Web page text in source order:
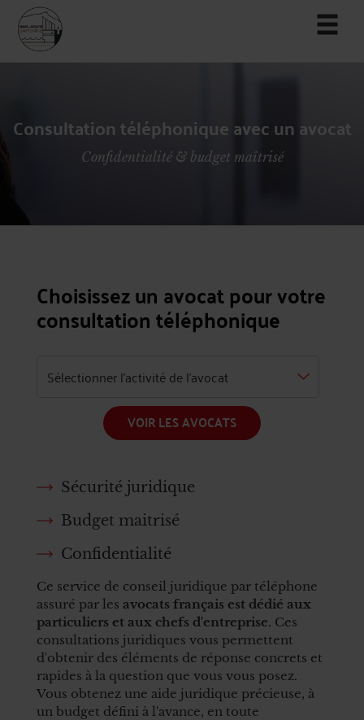
Consultation téléphonique avec un avocat
Confidentialité & budget maîtrisé
Choisissez un avocat pour votre
consultation téléphonique
VOIR LES AVOCATS
Sécurité juridique
Budget maitrisé
Confidentialité
Ce service de conseil juridique par téléphone
assuré par les avocats français est dédié aux
particuliers et aux chefs d'entreprise. Ces
consultations juridiques vous permettent
d'obtenir des éléments de réponse concrets et
rapides à la question que vous vous posez.
Vous obtenez une aide juridique précieuse, à
un budget défini à l'avance, en toute